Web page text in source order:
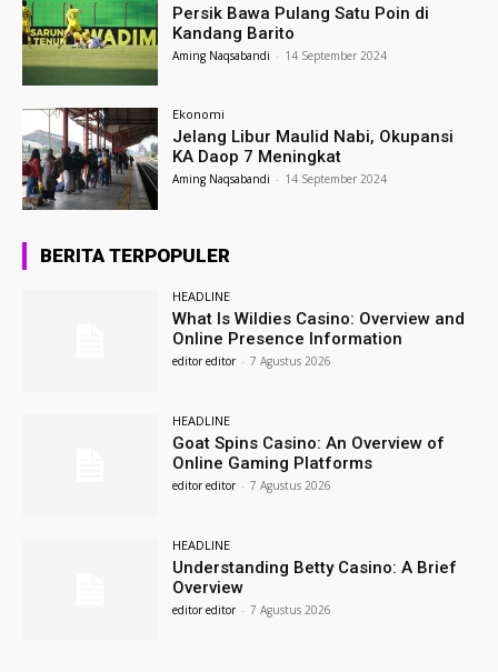
Persik Bawa Pulang Satu Poin di
Kandang Barito
Aming Naqsabandi - 14 September 2024
Ekonomi
Jelang Libur Maulid Nabi, Okupansi
KA Daop 7 Meningkat
Aming Naqsabandi - 14 September 2024
BERITA TERPOPULER
HEADLINE
What Is Wildies Casino: Overview and
Online Presence Information
editor editor - 7 Agustus 2026
HEADLINE
Goat Spins Casino: An Overview of
Online Gaming Platforms
editor editor - 7 Agustus 2026
HEADLINE
Understanding Betty Casino: A Brief
Overview
editor editor - 7 Agustus 2026